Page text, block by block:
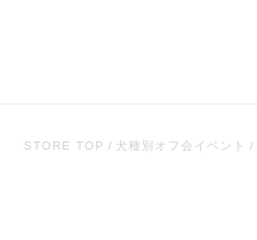
STORE TOP 犬種別オフ会イベント